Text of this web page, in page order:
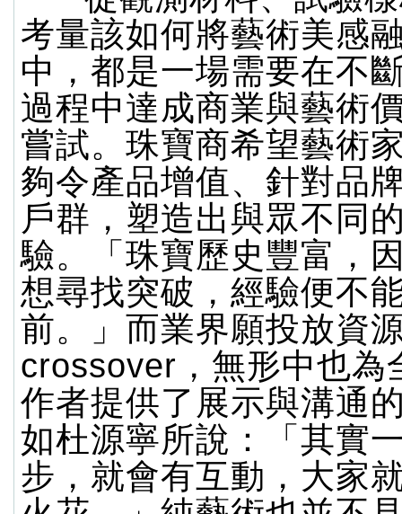
考量該如何將藝術美感
中，都是一場需要在不
過程中達成商業與藝術
嘗試。珠寶商希望藝術
夠令產品增值、針對品
戶群，塑造出與眾不同
驗。「珠寶歷史豐富，
想尋找突破，經驗便不
前。」而業界願投放資
crossover，無形中也為
作者提供了展示與溝通
如杜源寧所說：「其實
步，就會有互動，大家